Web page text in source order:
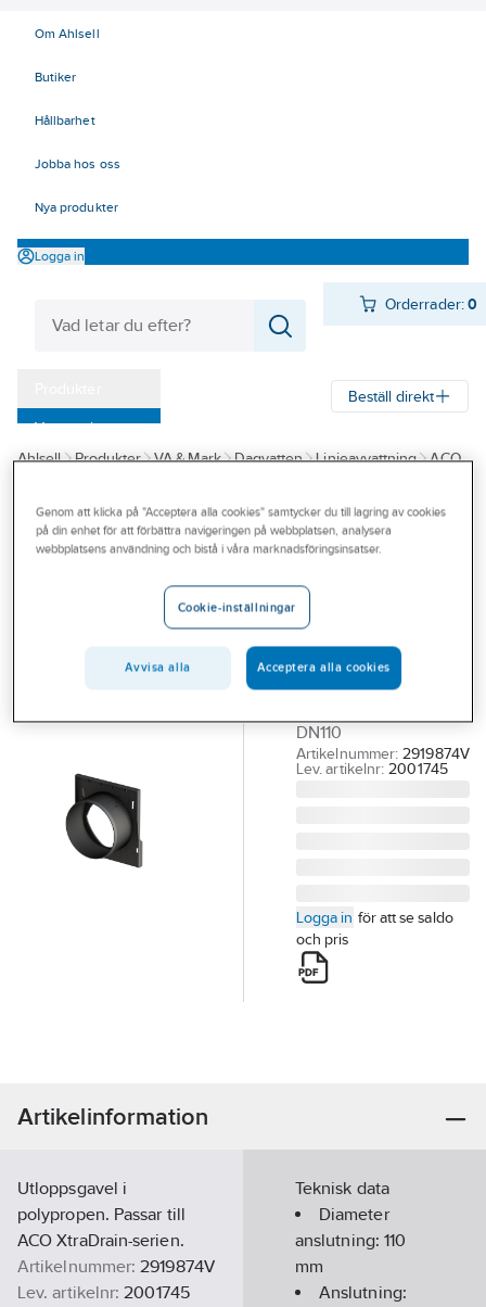
Om Ahlsell
Butiker
Hållbarhet
Jobba hos oss
Nya produkter
Logga in
Orderrader:0
Varumärken
Kampanjer
Outlet
Branscher
Beställ direkt
Ahlsell Produkter VA & Mark Dagvatten Linjeavvattning
ACO
ACO
ACO XtraDrain
100
Utloppsgavel
ACO DRAIN.
XTRADRAIN 100 UG
DN110
Artikelnummer: 2919874V
Lev. artikelnr: 2001745
Logga in för att se saldo
och pris
Artikelinformation
Utloppsgavel i
polypropen. Passar till
ACO XtraDrain-serien.
Artikelnummer: 2919874V
Lev. artikelnr: 2001745
Teknisk data
Diameter
anslutning: 110
mm
Anslutning:
Genom att klicka på "Acceptera alla cookies" samtycker du till lagring av cookies
på din enhet för att förbättra navigeringen på webbplatsen, analysera
webbplatsens användning och bistå i våra marknadsföringsinsatser.
Cookie-inställningar
Avvisa alla Acceptera alla cookies